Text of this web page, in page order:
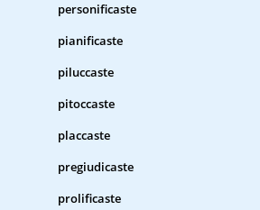
personificaste
pianificaste
piluccaste
pitoccaste
placcaste
pregiudicaste
prolificaste